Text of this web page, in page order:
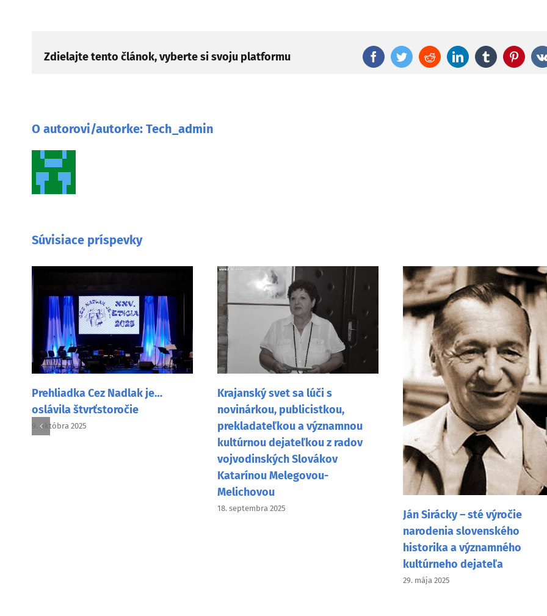
Zdielajte tento článok, vyberte si svoju platformu FacebookTwitterRedditLinkedInTumblr
O autorovi/autorke: Tech_admin
Súvisiace príspevky
Prehliadka Cez Nadlak je…
oslávila štvrťstoročie
9. októbra 2025
Krajanský svet sa lúči s
novinárkou, publicistkou,
prekladateľkou a významnou
kultúrnou dejateľkou z radov
vojvodinských Slovákov
Katarínou Melegovou-
Melichovou
18. septembra 2025
Ján Sirácky – sté výročie
narodenia slovenského
historika a významného
kultúrneho dejateľa
29. mája 2025